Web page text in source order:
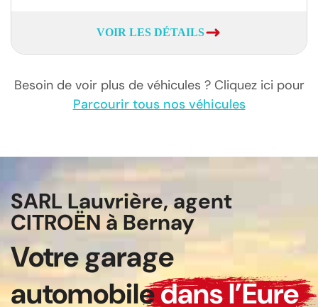
VOIR LES DÉTAILS
Besoin de voir plus de véhicules ? Cliquez ici pour
Parcourir tous nos véhicules
SARL Lauvrière, agent
CITROËN à Bernay
Votre garage
automobiledans l’Eure